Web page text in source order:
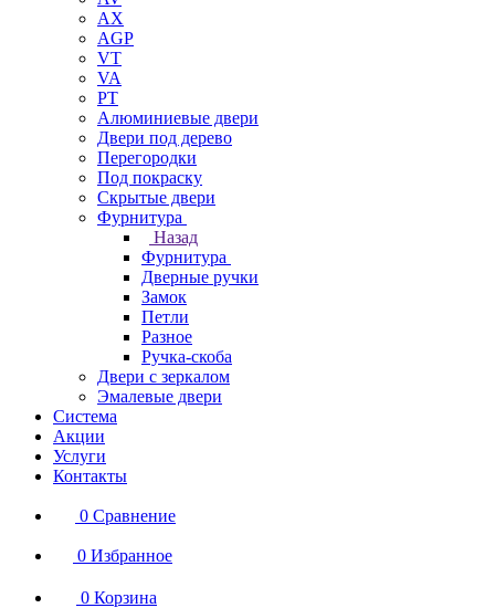
AX
AGP
VT
VA
PT
Алюминиевые двери
Двери под дерево
Перегородки
Под покраску
Скрытые двери
Фурнитура
Назад
Фурнитура
Дверные ручки
Замок
Петли
Разное
Ручка-скоба
Двери с зеркалом
Эмалевые двери
Система
Акции
Услуги
Контакты
0 Сравнение
0 Избранное
0 Корзина